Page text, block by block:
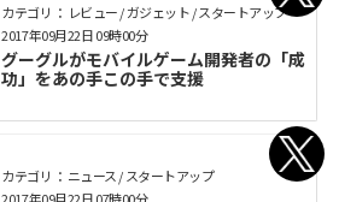
カテゴリ： レビュー / ガジェット / スタートアップ
グーグルがモバイルゲーム開発者の「成
功」をあの手この手で支援
2017年09月22日 09時00分
カテゴリ： ニュース / スタートアップ